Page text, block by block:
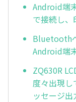
Android端
で接続し、
Bluetooth
Android端
ZQ630R
度々出現し
ッセージ